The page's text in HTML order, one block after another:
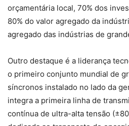
orçamentária local, 70% dos
80% do valor agregado da
agregado das indústrias de
Outro destaque é a liderança
o primeiro conjunto mundial de
síncronos instalado no lado da
integra a primeira linha de
contínua de ultra-alta tensão